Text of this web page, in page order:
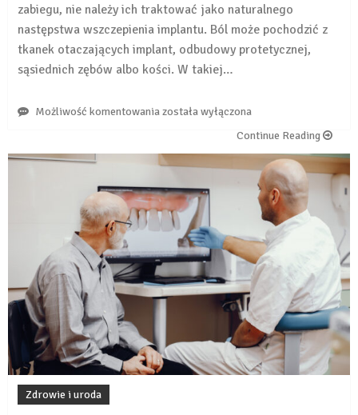
zabiegu, nie należy ich traktować jako naturalnego
następstwa wszczepienia implantu. Ból może pochodzić z
tkanek otaczających implant, odbudowy protetycznej,
sąsiednich zębów albo kości. W takiej…
Możliwość komentowaniaCo
implant
zaczyna
boleć
po
kilku
latach?
została wyłączona
Continue Reading
Zdrowie i uroda